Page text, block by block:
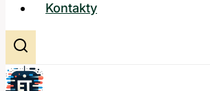
Kontakty